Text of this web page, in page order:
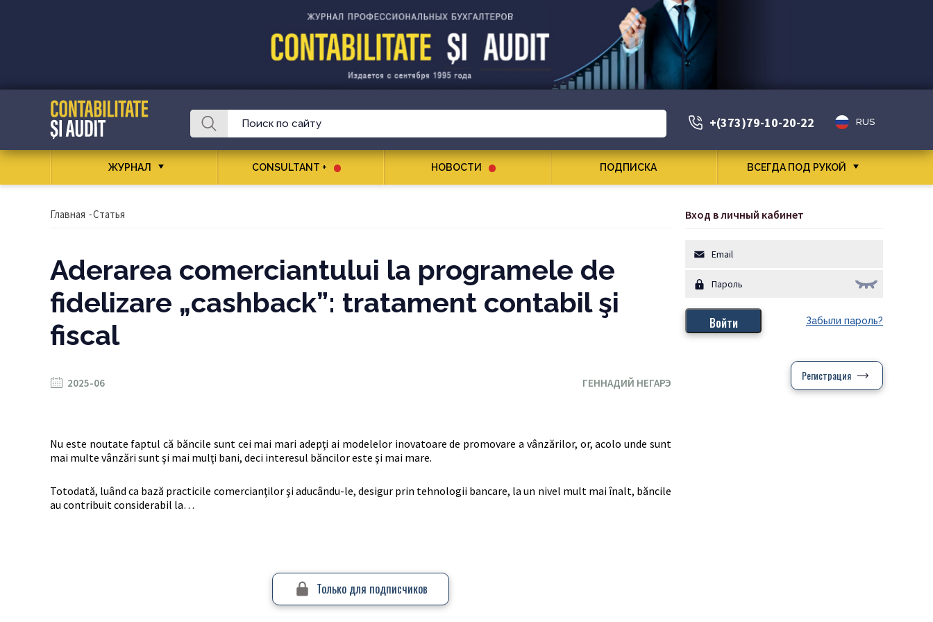
+(373)79-10-20-22 RUS
ЖУРНАЛ CONSULTANT + НОВОСТИ ПОДПИСКА ВСЕГДА ПОД РУКОЙ
Главная -Статья
Aderarea comerciantului la programele de
fidelizare „cashback”: tratament contabil şi
fiscal
2025-06 ГЕННАДИЙ НЕГАРЭ
Nu este noutate faptul că băncile sunt cei mai mari adepţi ai modelelor inovatoare de promovare a vânzărilor, or, acolo unde sunt
mai multe vânzări sunt şi mai mulţi bani, deci interesul băncilor este şi mai mare.
Totodată, luând ca bază practicile comercianţilor şi aducându-le, desigur prin tehnologii bancare, la un nivel mult mai înalt, băncile
au contribuit considerabil la…
Только для подписчиков
Вход в личный кабинет
Забыли пароль?
Регистрация